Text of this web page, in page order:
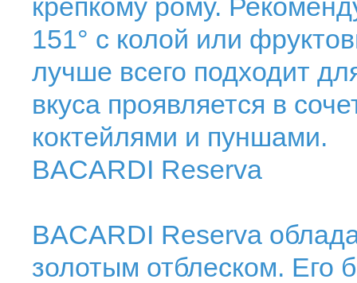
крепкому рому.
151° с колой или
лучше всего подходит
вкуса проявляется в
коктейлями и пуншами.
BACARDI Reserva
BACARDI Reserva
золотым отблеском. Его